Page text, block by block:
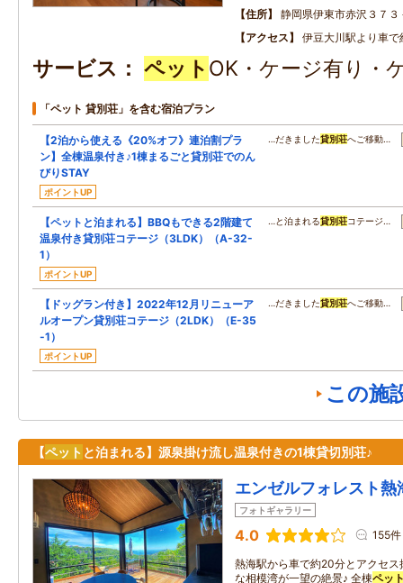
住所
静岡県伊東市赤沢３７３
アクセス
伊豆大川駅より車で
サービス ペット OK・ケージ有り・
「ペット 貸別荘」を含む宿泊プラン
【2泊から使える《20%オフ》連泊割プラ
ン】全棟温泉付き♪1棟まるごと貸別荘でのん
びりSTAY
ポイントUP
…だきました貸別荘へご移動…
【ペットと泊まれる】BBQもできる2階建て
温泉付き貸別荘コテージ（3LDK）（A-32-
1）
ポイントUP
…と泊まれる貸別荘コテージ…
【ドッグラン付き】2022年12月リニューア
ルオープン貸別荘コテージ（2LDK）（E-35
-1）
ポイントUP
…だきました貸別荘へご移動…
この施
【ペット と泊まれる】源泉掛け流し温泉付きの1棟貸切別荘♪
エンゼルフォレスト熱
フォトギャラリー
4.0 155件
熱海駅から車で約20分とアクセ
な相模湾が一望の絶景♪ 全棟ペッ